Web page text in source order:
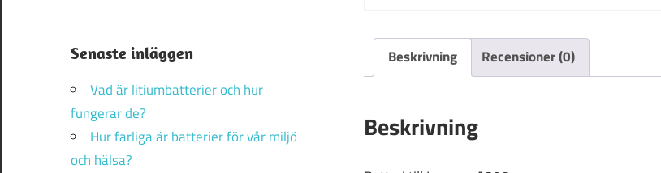
Beskrivning Recensioner (0)
Beskrivning
Senaste inläggen
Vad är litiumbatterier och hur
fungerar de?
Hur farliga är batterier för vår miljö
och hälsa?